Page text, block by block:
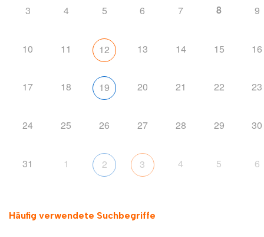
3 4 5 6 7 8 9
10 11 12 13 14 15 16
17 18 19 20 21 22 23
24 25 26 27 28 29 30
31 1 2 3 4 5 6
Häufig verwendete Suchbegriffe